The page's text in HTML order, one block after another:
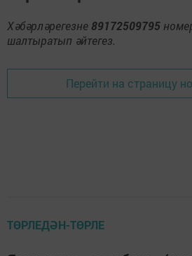
Хәбәрләрегезне 89172509795
шалтыратып әйтегез.
Перейти на страницу
ТӨРЛЕДӘН-ТӨРЛЕ